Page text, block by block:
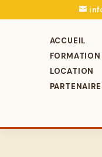
ACCUEIL
FORMATION
LOCATION